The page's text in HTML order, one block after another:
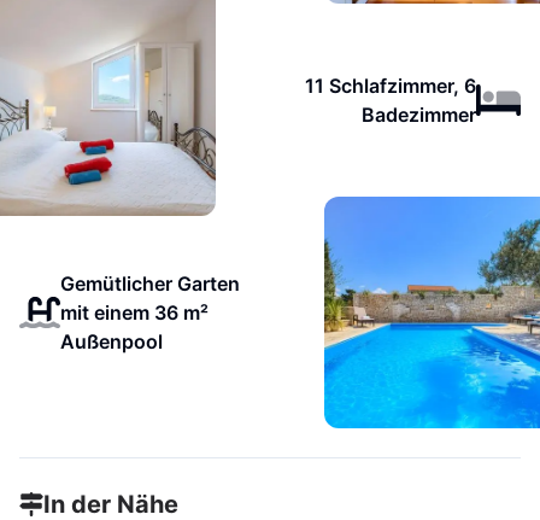
11 Schlafzimmer, 6
Badezimmer
Gemütlicher Garten
mit einem 36 m²
Außenpool
In der Nähe